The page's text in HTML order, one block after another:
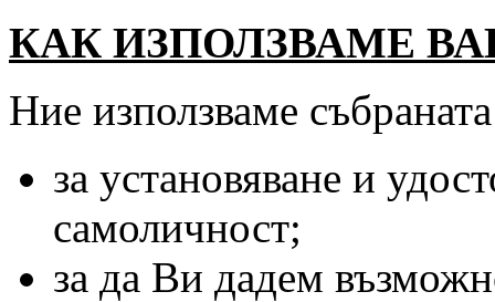
КАК ИЗПОЛЗВАМЕ
Ние използваме
за установяване и
самоличност;
за да Ви дадем